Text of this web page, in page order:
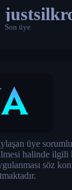
Son üye
üye
halinde
söz